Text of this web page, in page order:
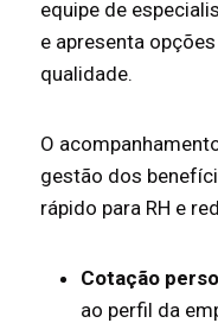
equipe de
e apresenta
qualidade.
O
gestão dos
rápido para RH e
Cotação
ao perfil da